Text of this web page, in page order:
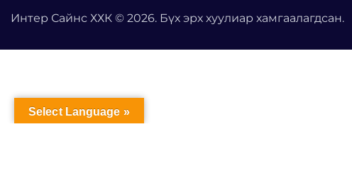
Интер Сайнс ХХК © 2026. Бүх эрх хуулиар хамгаалагдсан.
Select Language »